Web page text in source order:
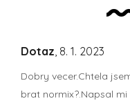
Dotaz, 8. 1. 2023
Dobry vecer.Chtela
brat normix?.Napsal